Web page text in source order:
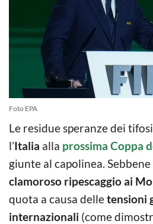
Foto EPA
Le residue speranze dei
l’Italia alla prossima Coppa
giunte al capolinea. Sebbene
clamoroso ripescaggio ai
quota a causa delletensioni
internazionali (come